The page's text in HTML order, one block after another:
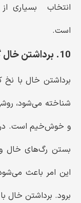
انتخاب بسیاری
است.
10. برداشتن خال گوشتی با نخ
برداشتن خال با نخ
شناخته می‌شود،
و خوش‌خیم است. در
بستن رگ‌های خال
این امر باعث
برود. برداشتن خال